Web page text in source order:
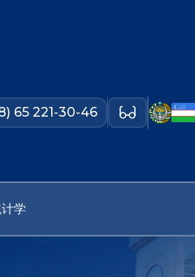
65 221-30-46
学